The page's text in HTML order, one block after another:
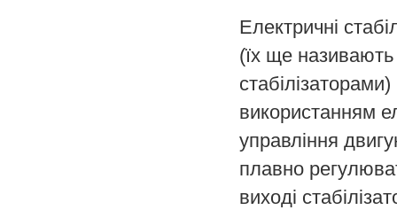
Електричні
(їх ще
використанням
управління
плавно
виході